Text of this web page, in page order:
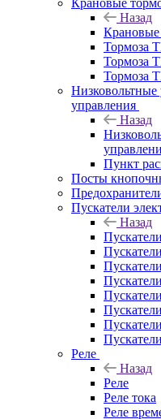
Назад
Крановые
Тормоза
Тормоза
Тормоза
Низковольтные
управления
Назад
Пункт
Посты
Пускатели
Назад
Реле
Назад
Реле
Реле тока
Реле